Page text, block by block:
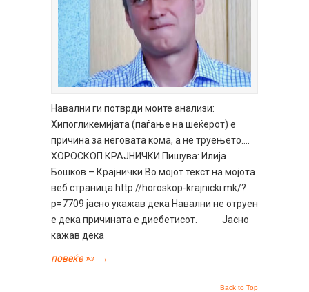
Навални ги потврди моите анализи:
Хипогликемијата (паѓање на шеќерот) е
причина за неговата кома, а не труењето….
ХОРОСКОП КРАЈНИЧКИ Пишува: Илија
Бошков – Крајнички Во мојот текст на мојота
веб страница http://horoskop-krajnicki.mk/?
p=7709 јасно укажав дека Навални не отруен
е дека причината е диебетисот. Јасно
кажав дека
повеќе »» →
Back to Top